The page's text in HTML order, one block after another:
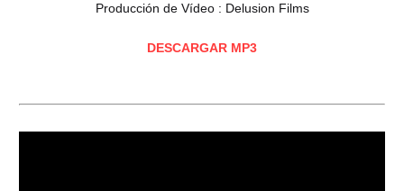
Producción de Vídeo : Delusion Films
DESCARGAR MP3